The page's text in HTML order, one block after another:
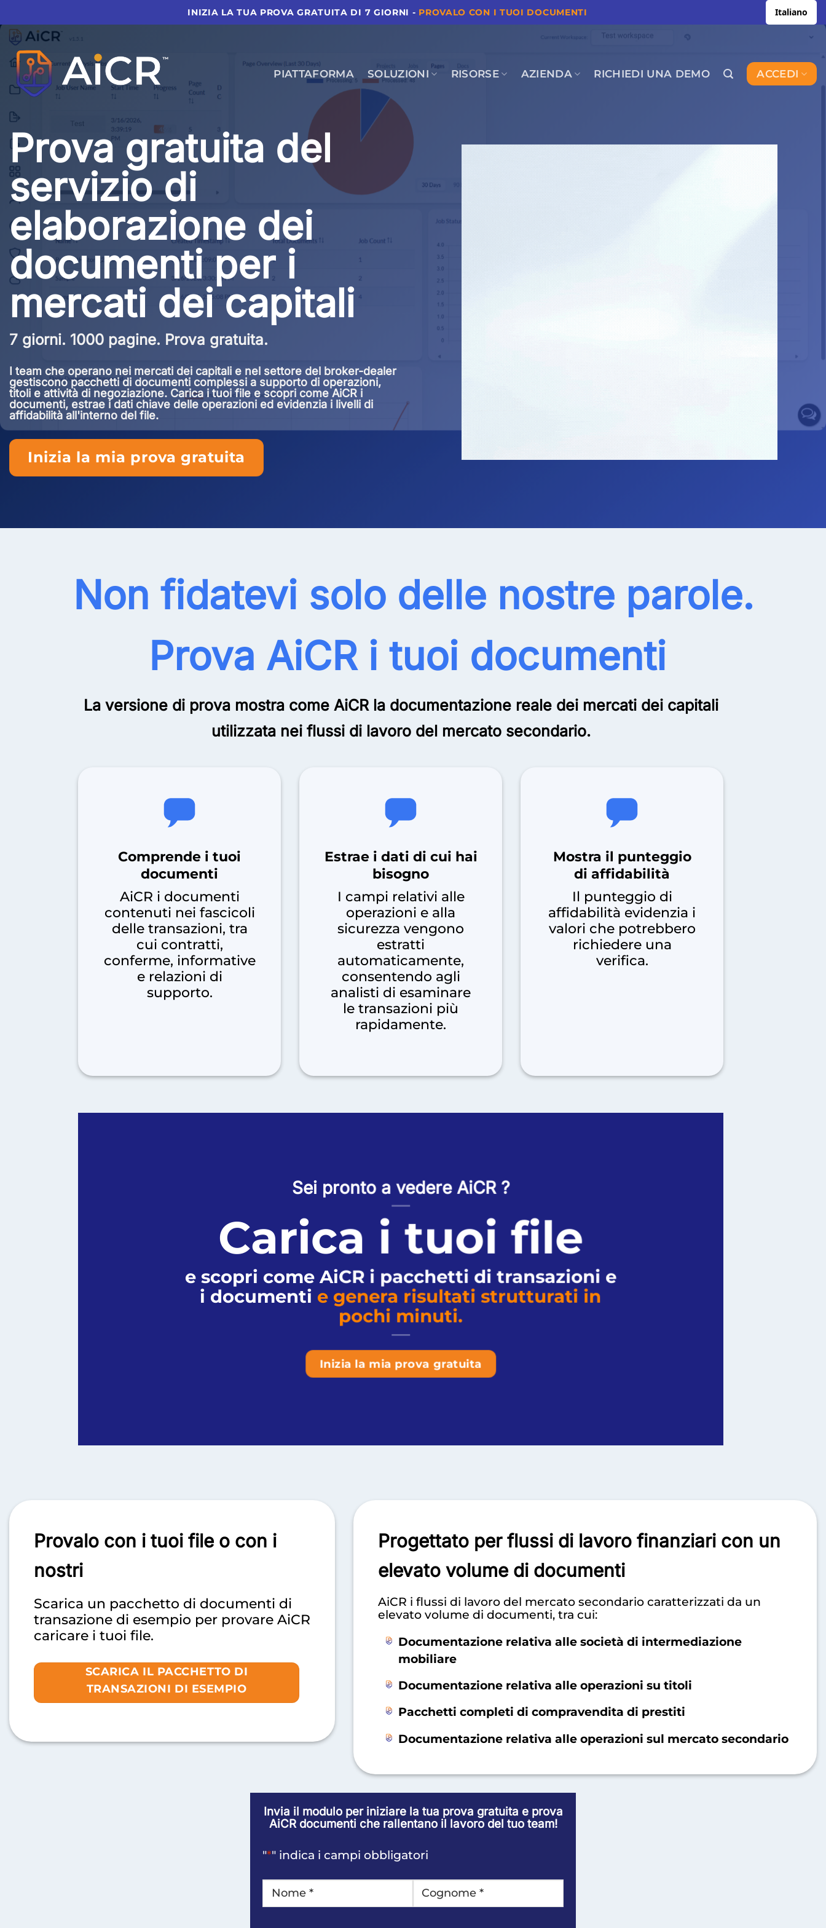
al
contenuto
INIZIA LA TUA PROVA GRATUITA DI 7 GIORNI - PROVALO CON I TUOI DOCUMENTI Italiano
PIATTAFORMA SOLUZIONI RISORSE AZIENDA RICHIEDI UNA DEMO ACCEDI
Prova gratuita del
servizio di
elaborazione dei
documenti per i
mercati dei capitali
7 giorni. 1000 pagine. Prova gratuita.
I team che operano nei mercati dei capitali e nel settore del broker-dealer
gestiscono pacchetti di documenti complessi a supporto di operazioni,
titoli e attività di negoziazione. Carica i tuoi file e scopri come AiCR i
documenti, estrae i dati chiave delle operazioni ed evidenzia i livelli di
affidabilità all'interno del file.
Inizia la mia prova gratuita
Non fidatevi solo delle nostre parole.
Prova AiCR i tuoi documenti
La versione di prova mostra come AiCR la documentazione reale dei mercati dei capitali
utilizzata nei flussi di lavoro del mercato secondario.
Comprende i tuoi
documenti
AiCR i documenti
contenuti nei fascicoli
delle transazioni, tra
cui contratti,
conferme, informative
e relazioni di
supporto.
Estrae i dati di cui hai
bisogno
I campi relativi alle
operazioni e alla
sicurezza vengono
estratti
automaticamente,
consentendo agli
analisti di esaminare
le transazioni più
rapidamente.
Mostra il punteggio
di affidabilità
Il punteggio di
affidabilità evidenzia i
valori che potrebbero
richiedere una
verifica.
Sei pronto a vedere AiCR ?
Carica i tuoi file
e scopri come AiCR i pacchetti di transazioni e
i documenti e genera risultati strutturati in
pochi minuti.
Inizia la mia prova gratuita
Provalo con i tuoi file o con i
nostri
Scarica un pacchetto di documenti di
transazione di esempio per provare AiCR
caricare i tuoi file.
SCARICA IL PACCHETTO DI
TRANSAZIONI DI ESEMPIO
Progettato per flussi di lavoro finanziari con un
elevato volume di documenti
AiCR i flussi di lavoro del mercato secondario caratterizzati da un
elevato volume di documenti, tra cui:
Documentazione relativa alle società di intermediazione
mobiliare
Documentazione relativa alle operazioni su titoli
Pacchetti completi di compravendita di prestiti
Documentazione relativa alle operazioni sul mercato secondario
Invia il modulo per iniziare la tua prova gratuita e prova
AiCR documenti che rallentano il lavoro del tuo team!
"*" indica i campi obbligatori
NOME *